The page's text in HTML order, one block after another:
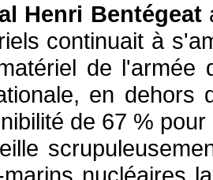
Henri Bentégeat
continuait à
de l'armée
en dehors
de 67 %